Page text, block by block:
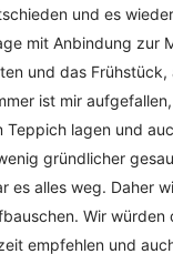
und es
mit Anbindung zur
und das Frühstück,
ist mir
Teppich lagen und
gründlicher
es alles weg. Daher
Wir würden
empfehlen und